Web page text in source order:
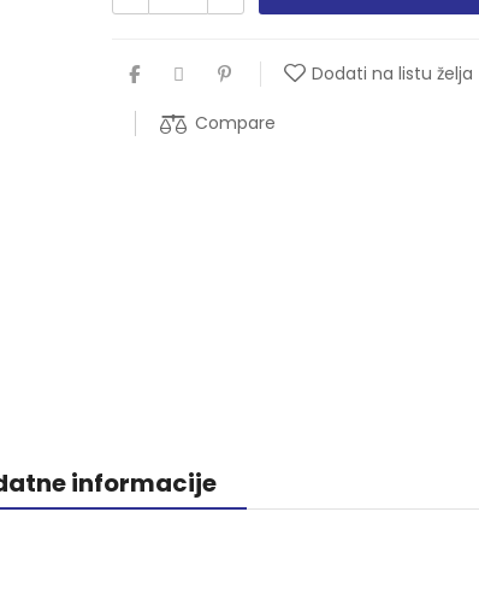
Dodati na listu želja
Compare
informacije